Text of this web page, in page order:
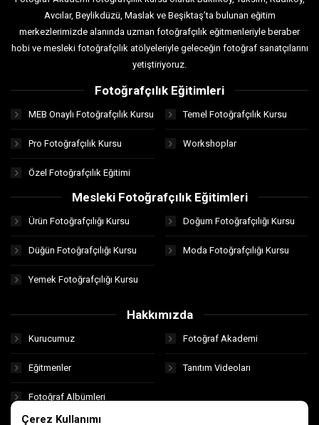
Avcılar, Beylikdüzü, Maslak ve Beşiktaş’ta bulunan eğitim
merkezlerimizde alanında uzman fotoğrafçılık eğitmenleriyle beraber
hobi ve mesleki fotoğrafçılık atölyeleriyle geleceğin fotoğraf sanatçılarını
yetiştiriyoruz.
Fotoğrafçılık Eğitimleri
MEB Onaylı Fotoğrafçılık Kursu Temel Fotoğrafçılık Kursu
Pro Fotoğrafçılık Kursu Workshoplar
Özel Fotoğrafçılık Eğitimi
Mesleki Fotoğrafçılık Eğitimleri
Ürün Fotoğrafçılığı Kursu Doğum Fotoğrafçılığı Kursu
Düğün Fotoğrafçılığı Kursu Moda Fotoğrafçılığı Kursu
Yemek Fotoğrafçılığı Kursu
Hakkımızda
Kurucumuz Fotoğraf Akademi
Eğitmenler Tanıtım Videoları
Fotoğraf Albümleri
Çerez Kullanımı